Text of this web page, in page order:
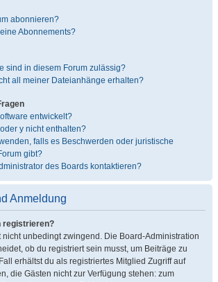
abonnieren?
Abonnements?
sind in diesem Forum zulässig?
all meiner Dateianhänge erhalten?
entwickelt?
y nicht enthalten?
falls es Beschwerden oder juristische
gibt?
des Boards kontaktieren?
Anmeldung
registrieren?
nicht unbedingt zwingend. Die Board-Administration
ob du registriert sein musst, um Beiträge zu
erhältst du als registriertes Mitglied Zugriff auf
die Gästen nicht zur Verfügung stehen: zum